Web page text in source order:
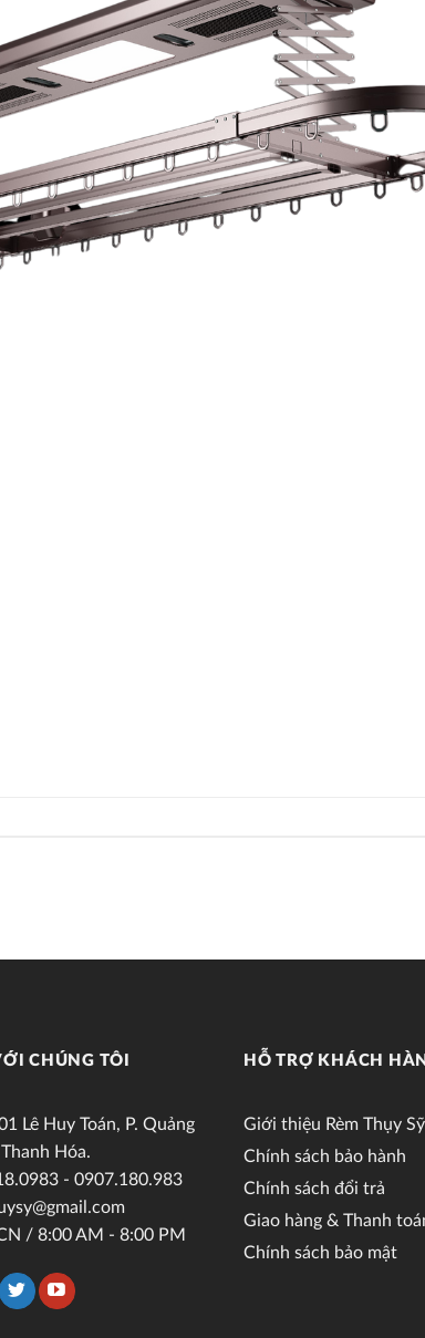
CHÚNG TÔI
Lê Huy Toán, P. Quảng
Hóa.
- 0907.180.983
/ 8:00 AM - 8:00 PM
HỖ TRỢ KHÁCH
Giới thiệu Rèm Thụy Sỹ
Chính sách bảo hành
Chính sách đổi trả
Giao hàng & Thanh
Chính sách bảo mật